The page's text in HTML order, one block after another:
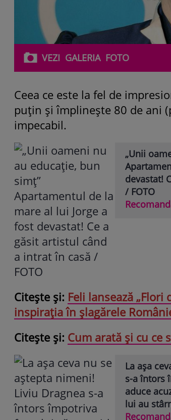
VEZI GALERIAFOTO
Ceea ce este la fel de
puțin și împlinește 80 de ani
impecabil.
„Unii
devastat!
/ FOTO
Citește și: Feli lansează „Flori
inspirația în șlagărele
Citește și: Cum arată și cu ce
La așa
s-a întors
aduce
lui au